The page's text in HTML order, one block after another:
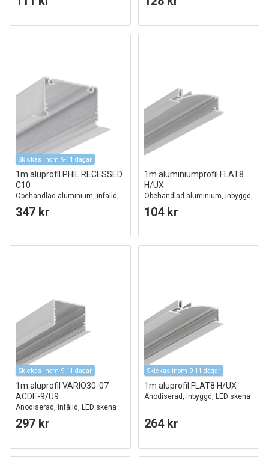
Skickas inom 9-11 dagar
1m aluprofil PHIL RECESSED
C10
Obehandlad aluminium, infälld,
LED-skena
347 kr
1m aluminiumprofil FLAT8
H/UX
Obehandlad aluminium, inbyggd,
LED-skena
104 kr
Skickas inom 9-11 dagar
1m aluprofil VARIO30-07
ACDE-9/U9
Anodiserad, infälld, LED skena
297 kr
Skickas inom 9-11 dagar
1m aluprofil FLAT8 H/UX
Anodiserad, inbyggd, LED skena
264 kr